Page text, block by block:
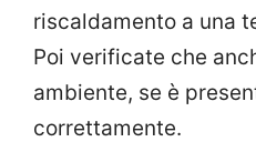
riscaldamento a una
Poi verificate che
ambiente, se è
correttamente.